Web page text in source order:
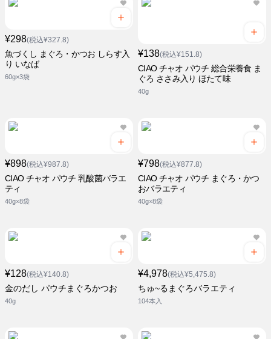
¥298(税込¥327.8)
魚づくし まぐろ・かつお しらす入
り いなば
60g×3袋
¥138(税込¥151.8)
CIAO チャオ パウチ 総合栄養食 ま
ぐろ ささみ入り ほたて味
40g
¥898(税込¥987.8)
CIAO チャオ パウチ 乳酸菌バラエ
ティ
40g×8袋
¥798(税込¥877.8)
CIAO チャオ パウチ まぐろ・かつ
おバラエティ
40g×8袋
¥128(税込¥140.8)
金のだし パウチまぐろかつお
40g
¥4,978(税込¥5,475.8)
ちゅ~るまぐろバラエティ
104本入